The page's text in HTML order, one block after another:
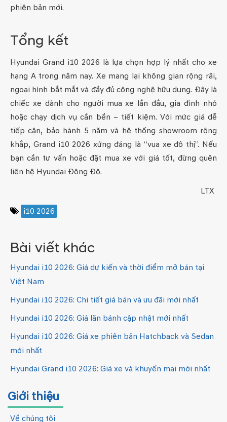
phiên bản mới.
Tổng kết
Hyundai Grand i10 2026 là lựa chọn hợp lý nhất cho xe
hạng A trong năm nay. Xe mang lại không gian rộng rãi,
ngoại hình bắt mắt và đầy đủ công nghệ hữu dụng. Đây là
chiếc xe dành cho người mua xe lần đầu, gia đình nhỏ
hoặc chạy dịch vụ cần bền – tiết kiệm. Với mức giá dễ
tiếp cận, bảo hành 5 năm và hệ thống showroom rộng
khắp, Grand i10 2026 xứng đáng là “vua xe đô thị”. Nếu
bạn cần tư vấn hoặc đặt mua xe với giá tốt, đừng quên
liên hệ Hyundai Đông Đô.
LTX
i10 2026
Bài viết khác
Hyundai i10 2026: Giá dự kiến và thời điểm mở bán tại
Việt Nam
Hyundai i10 2026: Chi tiết giá bán và ưu đãi mới nhất
Hyundai i10 2026: Giá lăn bánh cập nhật mới nhất
Hyundai i10 2026: Giá xe phiên bản Hatchback và Sedan
mới nhất
Hyundai Grand i10 2026: Giá xe và khuyến mai mới nhất
Giới thiệu
Về chúng tôi